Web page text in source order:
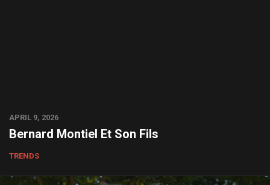
APRIL 9, 2026
Bernard Montiel Et Son Fils
TRENDS